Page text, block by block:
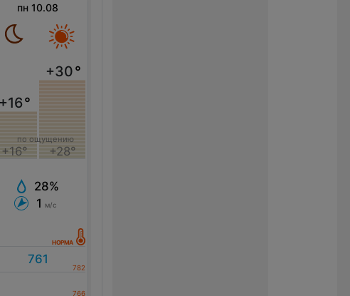
пн 10.08
+16°
+16°
+30°
+28°
по ощущению
28%
1
м/с